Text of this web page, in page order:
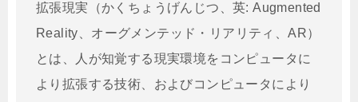
拡張現実（かくちょうげんじつ、英: Augmented
Reality、オーグメンテッド・リアリティ、AR）
とは、人が知覚する現実環境をコンピュータに
より拡張する技術、およびコンピュータにより